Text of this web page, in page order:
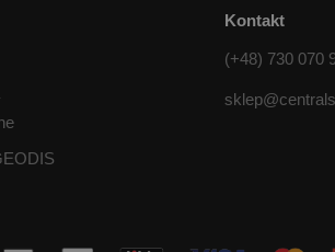
Kontakt
(+48) 730 070